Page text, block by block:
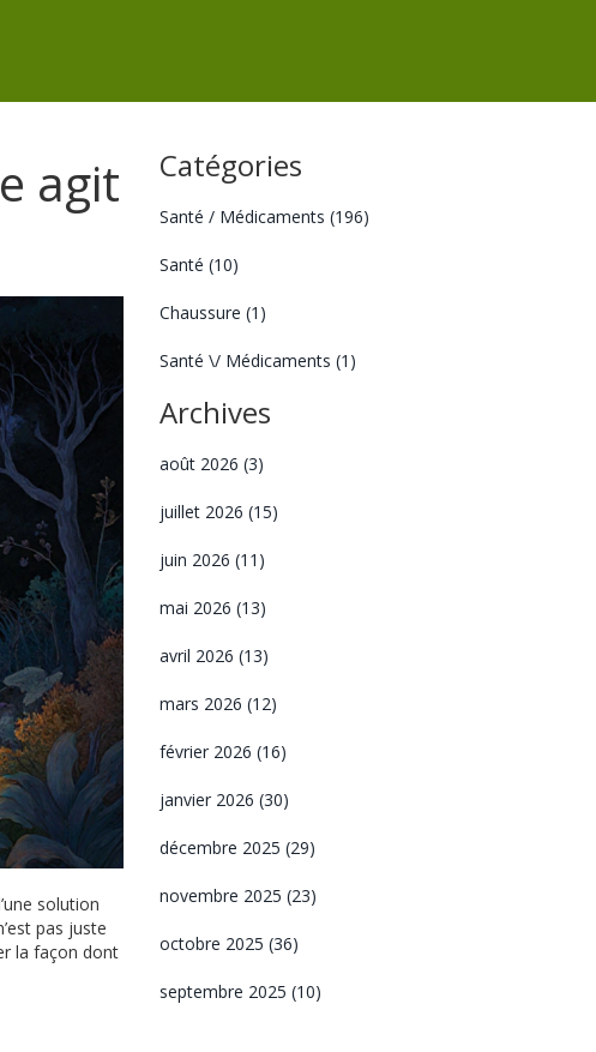
agit
solution
pas juste
la façon dont
Catégories
Santé / Médicaments (196)
Santé (10)
Chaussure (1)
Santé \/ Médicaments (1)
Archives
août 2026 (3)
juillet 2026 (15)
juin 2026 (11)
mai 2026 (13)
avril 2026 (13)
mars 2026 (12)
février 2026 (16)
janvier 2026 (30)
décembre 2025 (29)
novembre 2025 (23)
octobre 2025 (36)
septembre 2025 (10)